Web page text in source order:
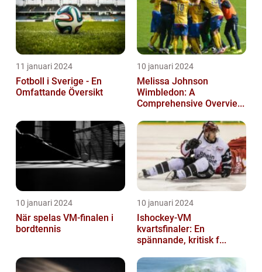
11 januari 2024
Fotboll i Sverige - En
Omfattande Översikt
10 januari 2024
Melissa Johnson
Wimbledon: A
Comprehensive Overvie...
10 januari 2024
När spelas VM-finalen i
bordtennis
10 januari 2024
Ishockey-VM
kvartsfinaler: En
spännande, kritisk f...